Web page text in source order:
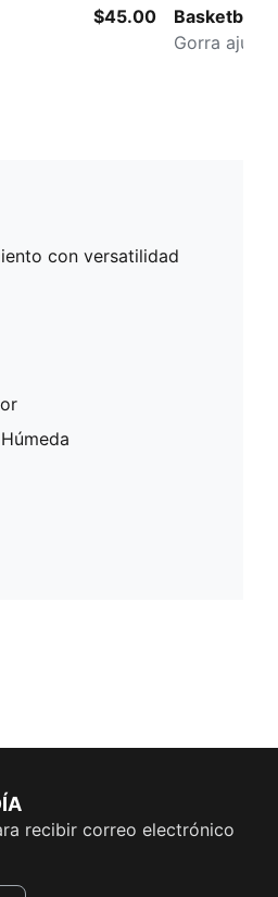
$45.00
Basketball
Gorra
con versatilidad
recibir correo electrónico